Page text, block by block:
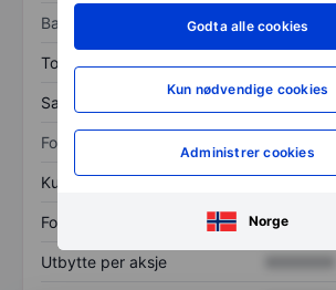
Godta alle cookies
Kun nødvendige cookies
Administrer cookies
Norge
Balanse
Totale eiendeler XXXXXXX
Samlet gjeld
Forholdstall
Kurs/salg XXXXXXX
Fortjeneste per aksje XXXXXXX
Utbytte per aksje